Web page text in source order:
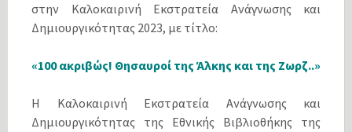
στην Καλοκαιρινή Εκστρατεία Ανάγνωσης και
Δημιουργικότητας 2023, με τίτλο:
«100 ακριβώς! Θησαυροί της Άλκης και της Ζωρζ..»
Η Καλοκαιρινή Εκστρατεία Ανάγνωσης και
Δημιουργικότητας της Εθνικής Βιβλιοθήκης της